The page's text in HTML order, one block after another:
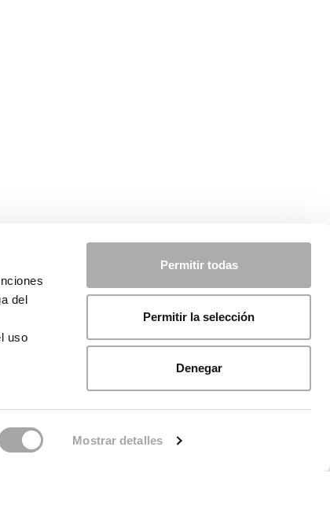
del
uso
Mostrar detalles
Permitir todas
Permitir la selección
Denegar
cookie